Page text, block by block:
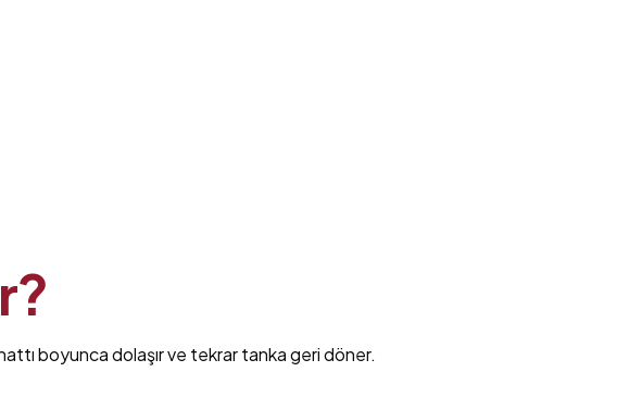
boyunca dolaşır ve tekrar tanka geri döner.